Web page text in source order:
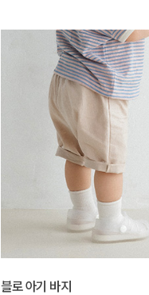
블로 아기 바지